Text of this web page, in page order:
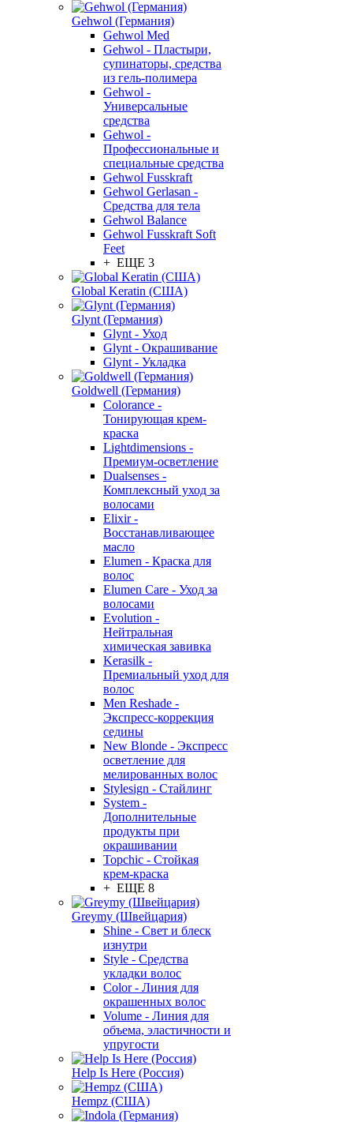
Gehwol (Германия)
Gehwol Med
Gehwol - Пластыри,
супинаторы, средства
из гель-полимера
Gehwol -
Универсальные
средства
Gehwol -
Профессиональные и
специальные средства
Gehwol Fusskraft
Gehwol Gerlasan -
Средства для тела
Gehwol Balance
Gehwol Fusskraft Soft
Feet
+ ЕЩЕ 3
Global Keratin (США)
Glynt (Германия)
Glynt - Уход
Glynt - Окрашивание
Glynt - Укладка
Goldwell (Германия)
Colorance -
Тонирующая крем-
краска
Lightdimensions -
Премиум-осветление
Dualsenses -
Комплексный уход за
волосами
Elixir -
Восстанавливающее
масло
Elumen - Краска для
волос
Elumen Care - Уход за
волосами
Evolution -
Нейтральная
химическая завивка
Kerasilk -
Премиальный уход для
волос
Men Reshade -
Экспресс-коррекция
седины
New Blonde - Экспресс
осветление для
мелированных волос
Stylesign - Стайлинг
System -
Дополнительные
продукты при
окрашивании
Topchic - Стойкая
крем-краска
+ ЕЩЕ 8
Greymy (Швейцария)
Shine - Свет и блеск
изнутри
Style - Средства
укладки волос
Color - Линия для
окрашенных волос
Volume - Линия для
объема, эластичности и
упругости
Help Is Here (Россия)
Hempz (США)